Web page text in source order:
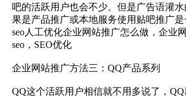
吧的活跃用户也会不少。但是广告语灌
果是产品推广或本地服务使用贴吧推广是
seo人工优化企业网站推广怎么做，企业
seo，SEO优化
企业网站推广方法三：QQ产品系列
QQ这个活跃用户相信就不用多说了，